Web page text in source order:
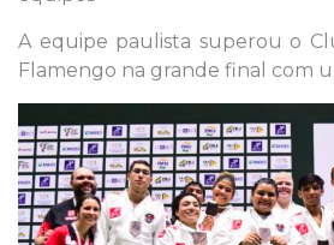
A equipe paulista superou o
Flamengo na grande final com